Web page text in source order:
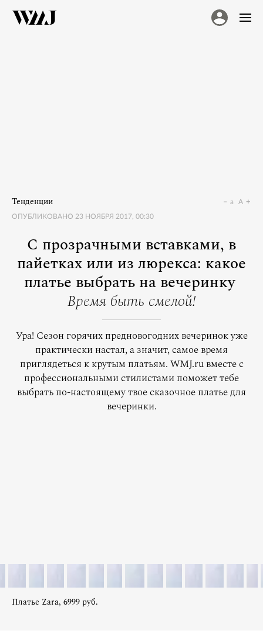
Тенденции
ОПУБЛИКОВАНО 23 НОЯБРЯ 2017, 00:30
a A
С прозрачными вставками, в
пайетках или из люрекса: какое
платье выбрать на вечеринку
Время быть смелой!
Ура! Сезон горячих предновогодних вечеринок уже
практически настал, а значит, самое время
приглядеться к крутым платьям. WMJ.ru вместе с
профессиональными стилистами поможет тебе
выбрать по-настоящему твое сказочное платье для
вечеринки.
Платье Zara, 6999 руб.